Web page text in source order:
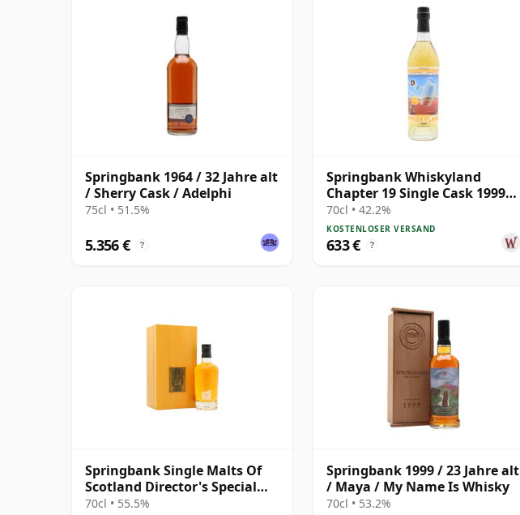
Springbank 1964 / 32 Jahre alt
/ Sherry Cask / Adelphi
75cl • 51.5%
5.356 € ?
Springbank Whiskyland
Chapter 19 Single Cask 1999
25 Jahre alt
70cl • 42.2%
KOSTENLOSER VERSAND
633 € ?
Springbank Single Malts Of
Scotland Director's Special
Scotch 25 Jahre alt
70cl • 55.5%
Springbank 1999 / 23 Jahre alt
/ Maya / My Name Is Whisky
70cl • 53.2%